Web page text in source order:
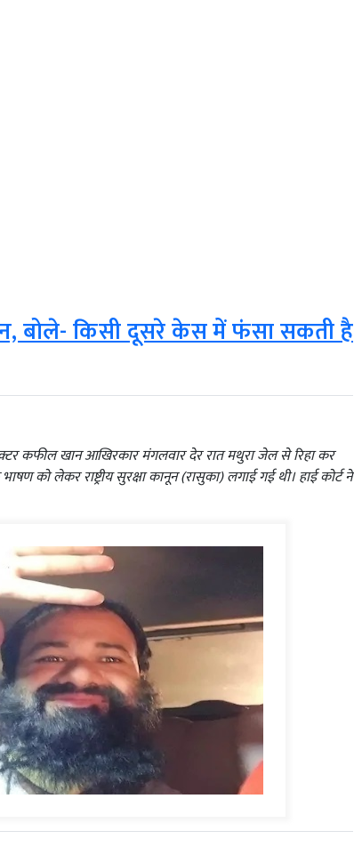
बोले- किसी दूसरे केस में फंसा सकती है
कफील खान आखिरकार मंगलवार देर रात मथुरा जेल से रिहा कर
को लेकर राष्ट्रीय सुरक्षा कानून (रासुका) लगाई गई थी। हाई कोर्ट ने